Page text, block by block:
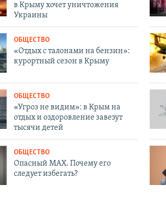
в Крыму хочет уничтожения
Украины
ОБЩЕСТВО
«Отдых с талонами на бензин»:
курортный сезон в Крыму
ОБЩЕСТВО
«Угроз не видим»: в Крым на
отдых и оздоровление завезут
тысячи детей
ОБЩЕСТВО
Опасный MAX. Почему его
следует избегать?